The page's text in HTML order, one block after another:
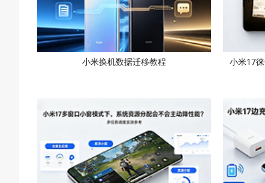
小米换机数据迁移教程
小米17